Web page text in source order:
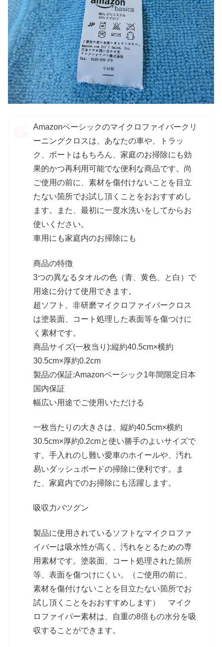
Amazonベーシックのマイクロファイバークリ
ーニングクロスは、あなたの車や、トラッ
ク、ボートはもちろん、家庭のお掃除にも効
果的かつ再利用可能でな便利な商品です。尚
ご使用の前に、素材を傷付けないことを目立
たない箇所でお試し頂くことをおおすすめし
ます。また、最初に一度水洗いをしてからお
使いください。
車用にも家庭内のお掃除にも
商品の特徴
3つの異なるタオルの色（青、黄色、と白）で
用途に分けて使用できます。
超ソフト、非研磨マイクロファイバークロス
は塗装面、コート処理した表面等を傷つけに
く素材です。
商品サイズ(一枚当り):縦約40.5cm×横約
30.5cm×厚約0.2cm
製品の保証:Amazonベーシック1年間限定日本
国内保証
幅広い用途でご使用いただける
一枚当たりの大きさは、縦約40.5cm×横約
30.5cm×厚約0.2cmと使い勝手のよいサイズで
す。手入れのし難い愛車のホイールや、汚れ
易いダッシュボードの掃除に便利です。ま
た、家庭内でのお掃除にも活躍します。
吸収力バツグン
製品に使用されているソフトなマイクロファ
イバーは吸水性が高く、汚れをとるための専
用素材です。塗装面、コート処理された箇所
等、表面を傷つけにくい。（ご使用の前に、
素材を傷付けないことを目立たない箇所でお
試し頂くことをおおすすめします） マイク
ロファイバー素材は、自重の8倍もの水分を吸
収することができます。